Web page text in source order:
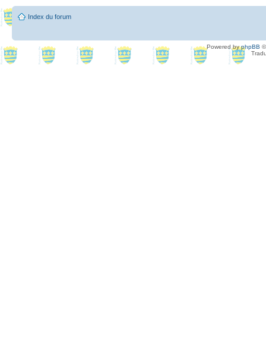
Index du forum
Powered byphpBB